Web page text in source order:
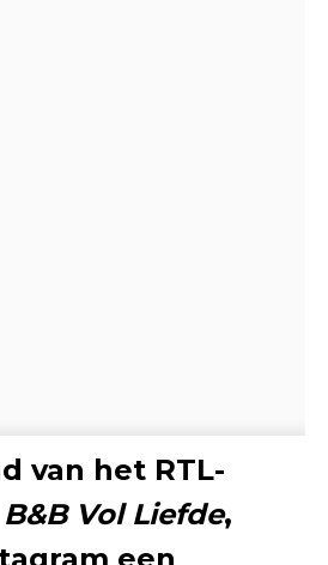
van het RTL-
B&B Vol Liefde,
een